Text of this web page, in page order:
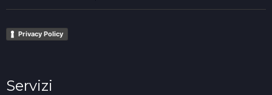
Privacy Policy
Servizi